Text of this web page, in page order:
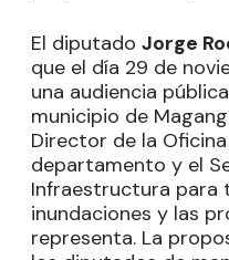
El diputado Jorge
que el día 29 de
una audiencia
municipio de
Director de la
departamento y el
Infraestructura para
inundaciones y las
representa. La